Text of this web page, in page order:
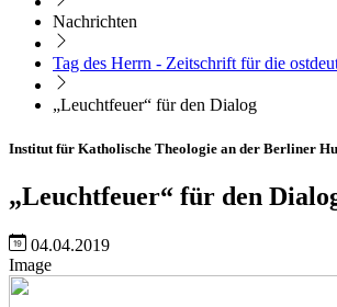
Nachrichten
Tag des Herrn - Zeitschrift für die
„Leuchtfeuer“ für den Dialog
Institut für Katholische Theologie an der Berliner
„Leuchtfeuer“ für den
04.04.2019
Image